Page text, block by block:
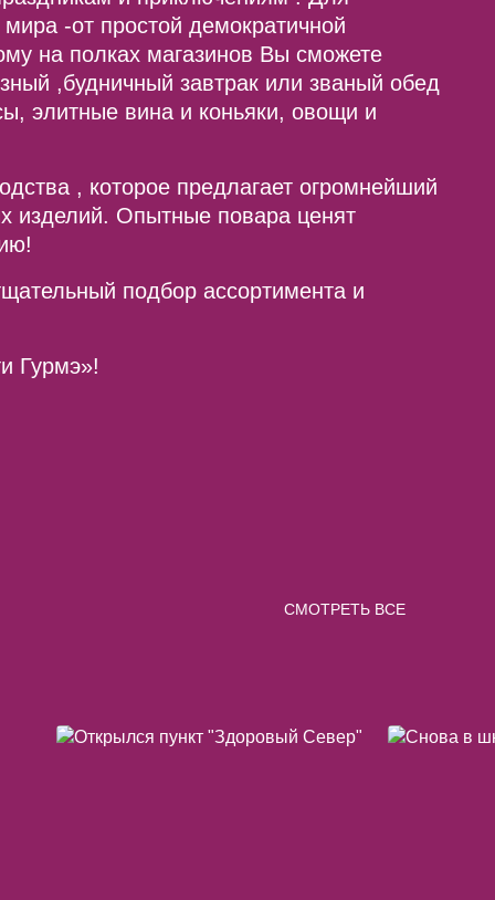
-от простой демократичной
на полках магазинов Вы сможете
,будничный завтрак или званый обед
элитные вина и коньяки, овощи и
, которое предлагает огромнейший
изделий. Опытные повара ценят
подбор ассортимента и
Гурмэ»!
СМОТРЕТЬ ВСЕ